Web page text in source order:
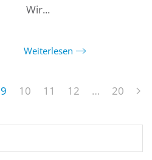
Wir...
Weiterlesen
9 10 11 12 … 20